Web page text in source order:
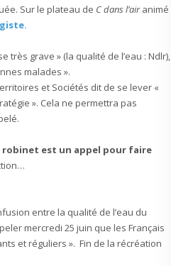
Sur le plateau de C dans l’airanimé
très grave » (la qualité de l’eau : Ndlr),
malades ».
et Sociétés dit de se lever «
». Cela ne permettra pas
robinet est un appel pour faire
entre la qualité de l’eau du
mercredi 25 juin que les Français
et réguliers ». Fin de la récréation